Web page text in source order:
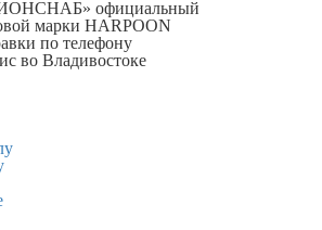
официальный
марки HARPOON
по телефону
во Владивостоке